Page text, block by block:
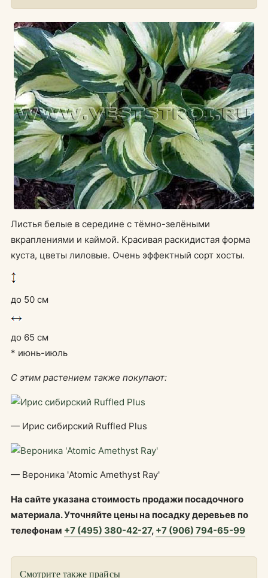
Листья белые в середине с тёмно-зелёными
вкраплениями и каймой. Красивая раскидистая форма
куста, цветы лиловые. Очень эффектный сорт хосты.
до 50 см
до 65 см
* июнь-июль
С этим растением также покупают:
— Ирис сибирский Ruffled Plus
— Вероника 'Atomic Amethyst Ray'
На сайте указана стоимость продажи посадочного
материала. Уточняйте цены на посадку деревьев по
телефонам +7 (495) 380-42-27, +7 (906) 794-65-99
Смотрите также прайсы